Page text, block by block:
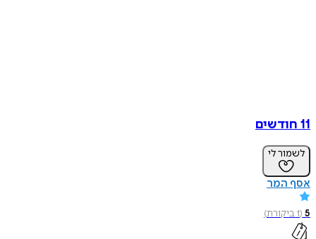
11 חודשים
לשמור לי
אסף המר
5
(
1ביקורת)